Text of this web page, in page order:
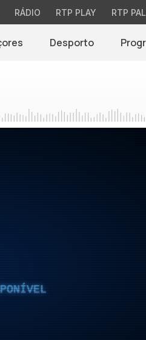
RÁDIO RTP PLAY RTP
Desporto